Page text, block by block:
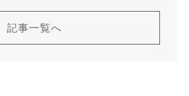
記事一覧へ